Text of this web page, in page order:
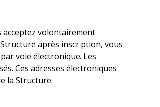
acceptez volontairement
après inscription, vous
voie électronique. Les
Ces adresses électroniques
la Structure.